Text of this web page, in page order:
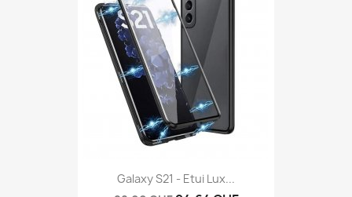
Galaxy S21 - Etui Lux...